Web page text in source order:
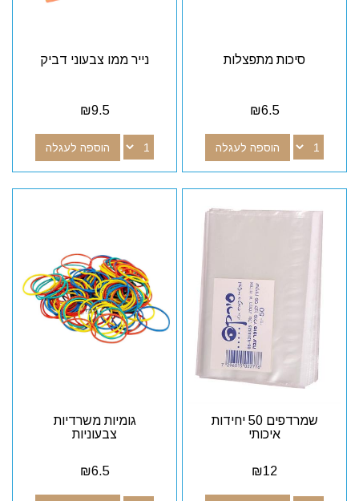
סיכות מתפצלות
₪6.5
הוספה לעגלה
נייר ממו צבעוני דביק
₪9.5
הוספה לעגלה
שמרדפים 50 יחידות
איכותי
₪12
גומיות משרדיות
צבעוניות
₪6.5